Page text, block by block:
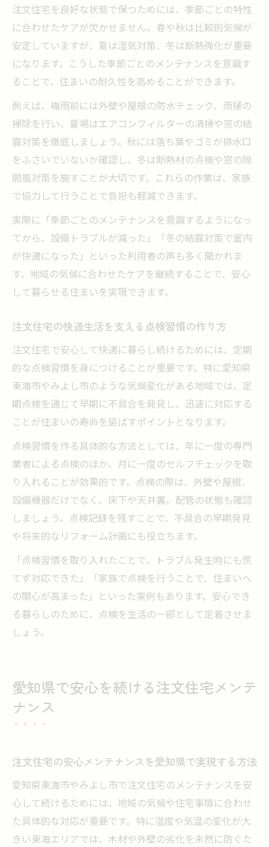
注文住宅を良好な状態で保つためには、季節ごとの特性
に合わせたケアが欠かせません。春や秋は比較的気候が
安定していますが、夏は湿気対策、冬は断熱強化が重要
になります。こうした季節ごとのメンテナンスを意識す
ることで、住まいの耐久性を高めることができます。
例えば、梅雨前には外壁や屋根の防水チェック、雨樋の
掃除を行い、夏場はエアコンフィルターの清掃や窓の結
露対策を徹底しましょう。秋には落ち葉やゴミが排水口
をふさいでいないか確認し、冬は断熱材の点検や窓の隙
間風対策を施すことが大切です。これらの作業は、家族
で協力して行うことで負担も軽減できます。
実際に「季節ごとのメンテナンスを意識するようになっ
てから、設備トラブルが減った」「冬の結露対策で室内
が快適になった」といった利用者の声も多く聞かれま
す。地域の気候に合わせたケアを継続することで、安心
して暮らせる住まいを実現できます。
注文住宅の快適生活を支える点検習慣の作り方
注文住宅で安心して快適に暮らし続けるためには、定期
的な点検習慣を身につけることが重要です。特に愛知県
東海市やみよし市のような気候変化がある地域では、定
期点検を通じて早期に不具合を発見し、迅速に対応する
ことが住まいの寿命を延ばすポイントとなります。
点検習慣を作る具体的な方法としては、年に一度の専門
業者による点検のほか、月に一度のセルフチェックを取
り入れることが効果的です。点検の際は、外壁や屋根、
設備機器だけでなく、床下や天井裏、配管の状態も確認
しましょう。点検記録を残すことで、不具合の早期発見
や将来的なリフォーム計画にも役立ちます。
「点検習慣を取り入れたことで、トラブル発生時にも慌
てず対応できた」「家族で点検を行うことで、住まいへ
の関心が高まった」といった実例もあります。安心でき
る暮らしのために、点検を生活の一部として定着させま
しょう。
愛知県で安心を続ける注文住宅メンテ
ナンス
注文住宅の安心メンテナンスを愛知県で実現する方法
愛知県東海市やみよし市で注文住宅のメンテナンスを安
心して続けるためには、地域の気候や住宅事情に合わせ
た具体的な対応が重要です。特に湿度や気温の変化が大
きい東海エリアでは、木材や外壁の劣化を未然に防ぐた